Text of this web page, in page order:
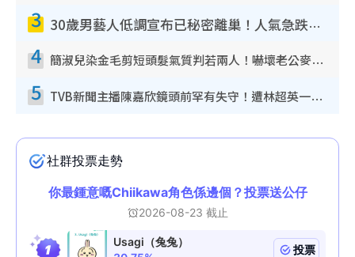
3 30歲男藝人低調宣布已秘密離巢！人氣急跌變失蹤人口︰「這幾年過得並不容易」
4 簡淑兒染金毛剪短頭髮氣質判若兩人！嚇壞老公麥大力都認唔出：「你做咩事？」
5 TVB新聞主播陳嘉欣鏡頭前罕有失守！遭林超英一句說話突襲嚇親當場大笑